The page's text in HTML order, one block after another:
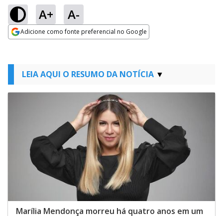
A+ A-
Adicione como fonte preferencial no Google
LEIA AQUI O RESUMO DA NOTÍCIA
Marília Mendonça morreu há quatro anos em um